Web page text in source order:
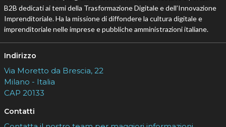
B2B dedicati ai temi della Trasformazione Digitale e dell’Innovazione
Imprenditoriale. Ha la missione di diffondere la cultura digitale e
imprenditoriale nelle imprese e pubbliche amministrazioni italiane.
Indirizzo
Via Moretto da Brescia, 22
Milano - Italia
CAP 20133
Contatti